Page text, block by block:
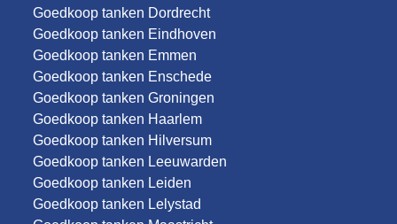
Goedkoop tanken Dordrecht
Goedkoop tanken Eindhoven
Goedkoop tanken Emmen
Goedkoop tanken Enschede
Goedkoop tanken Groningen
Goedkoop tanken Haarlem
Goedkoop tanken Hilversum
Goedkoop tanken Leeuwarden
Goedkoop tanken Leiden
Goedkoop tanken Lelystad